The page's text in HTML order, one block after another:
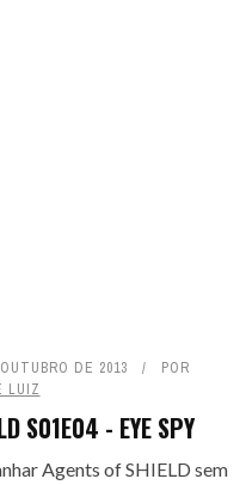
DE 2013
POR
LUIZ
S01E04 - EYE SPY
Agents of SHIELD sem